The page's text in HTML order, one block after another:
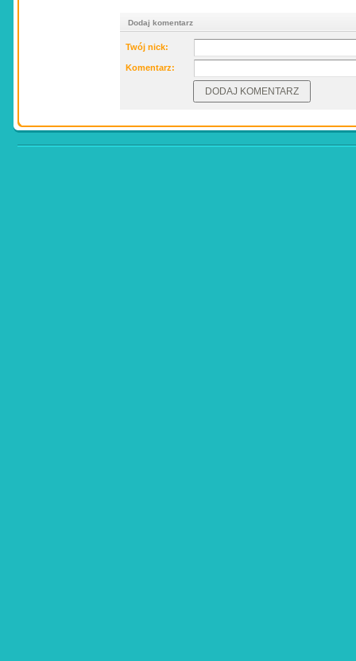
Dodaj komentarz
Twój nick:
Komentarz: